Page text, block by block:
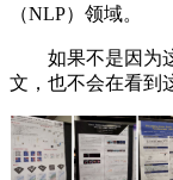
（NLP）领域。
如果不是因为这
文，也不会在看到